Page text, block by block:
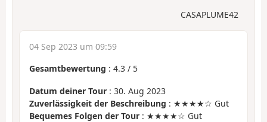
CASAPLUME42
04 Sep 2023 um 09:59
Gesamtbewertung : 4.3 / 5
Datum deiner Tour : 30. Aug 2023
Zuverlässigkeit der Beschreibung : ★★★★☆ Gut
Bequemes Folgen der Tour : ★★★★☆ Gut